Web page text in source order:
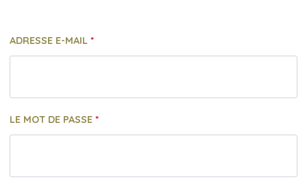
ADRESSE E-MAIL
LE MOT DE PASSE